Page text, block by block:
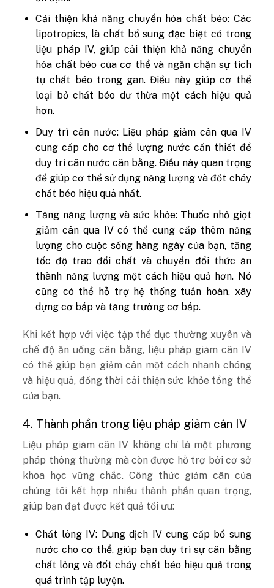
Cải thiện khả năng chuyển hóa chất béo: Các
lipotropics, là chất bổ sung đặc biệt có trong
liệu pháp IV, giúp cải thiện khả năng chuyển
hóa chất béo của cơ thể và ngăn chặn sự tích
tụ chất béo trong gan. Điều này giúp cơ thể
loại bỏ chất béo dư thừa một cách hiệu quả
hơn.
Duy trì cân nước: Liệu pháp giảm cân qua IV
cung cấp cho cơ thể lượng nước cần thiết để
duy trì cân nước cân bằng. Điều này quan trọng
để giúp cơ thể sử dụng năng lượng và đốt cháy
chất béo hiệu quả nhất.
Tăng năng lượng và sức khỏe: Thuốc nhỏ giọt
giảm cân qua IV có thể cung cấp thêm năng
lượng cho cuộc sống hàng ngày của bạn, tăng
tốc độ trao đổi chất và chuyển đổi thức ăn
thành năng lượng một cách hiệu quả hơn. Nó
cũng có thể hỗ trợ hệ thống tuần hoàn, xây
dựng cơ bắp và tăng trưởng cơ bắp.
Khi kết hợp với việc tập thể dục thường xuyên và
chế độ ăn uống cân bằng, liệu pháp giảm cân IV
có thể giúp bạn giảm cân một cách nhanh chóng
và hiệu quả, đồng thời cải thiện sức khỏe tổng thể
của bạn.
4. Thành phần trong liệu pháp giảm cân IV
Liệu pháp giảm cân IV không chỉ là một phương
pháp thông thường mà còn được hỗ trợ bởi cơ sở
khoa học vững chắc. Công thức giảm cân của
chúng tôi kết hợp nhiều thành phần quan trọng,
giúp bạn đạt được kết quả tối ưu:
Chất lỏng IV: Dung dịch IV cung cấp bổ sung
nước cho cơ thể, giúp bạn duy trì sự cân bằng
chất lỏng và đốt cháy chất béo hiệu quả trong
quá trình tập luyện.